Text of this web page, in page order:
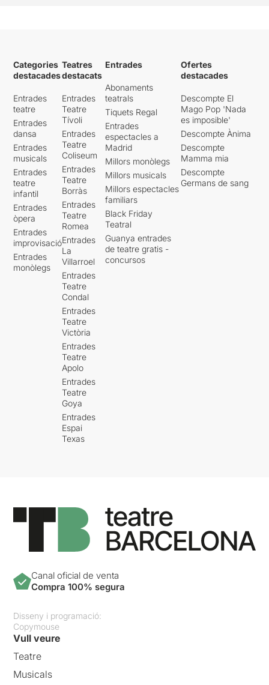
Categories
destacades
Entrades
teatre
Entrades
dansa
Entrades
musicals
Entrades
teatre
infantil
Entrades
òpera
Entrades
improvisació
Entrades
monòlegs
Teatres
destacats
Entrades
Teatre
Tívoli
Entrades
Teatre
Coliseum
Entrades
Teatre
Borràs
Entrades
Teatre
Romea
Entrades
La
Villarroel
Entrades
Teatre
Condal
Entrades
Teatre
Victòria
Entrades
Teatre
Apolo
Entrades
Teatre
Goya
Entrades
Espai
Texas
Entrades
Abonaments
teatrals
Tiquets Regal
Entrades
espectacles a
Madrid
Millors monòlegs
Millors musicals
Millors espectacles
familiars
Black Friday
Teatral
Guanya entrades
de teatre gratis -
concursos
Ofertes
destacades
Descompte El
Mago Pop 'Nada
es imposible'
Descompte Ànima
Descompte
Mamma mia
Descompte
Germans de sang
Canal oficial de venta
Compra 100% segura
Disseny i programació:
Copymouse
Vull veure
Teatre
Musicals